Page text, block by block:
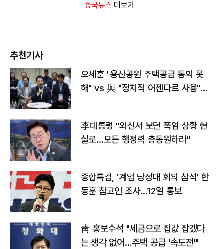
중국뉴스 더보기
추천기사
오세훈 "용산공원 주택공급 동의 못
해" vs 與 "정치적 어젠다로 사용"
李대통령 "외신서 보던 폭염 상황 현
실로…모든 행정력 총동원하라"
종합특검, '계엄 당정대 회의 참석' 한
동훈 참고인 조사...12일 통보
靑 홍보수석 "세금으로 집값 잡겠다
는 생각 없어…주택 공급 '속도전'"